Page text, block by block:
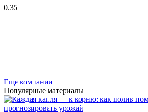
0.35
Еще компании
Популярные материалы